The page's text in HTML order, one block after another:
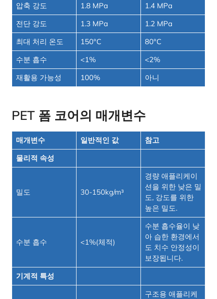
압축 강도 1.8 MPa
1.4 MPa
전단 강도
1.3 MPa
1.2 MPa
최대 처리 온도
150°C
80°C
수분 흡수
<1%
<2%
재활용 가능성
100% 아니
PET 폼 코어의 매개변수
매개변수 일반적인 값
참고
물리적 속성
밀도 30-150kg/m³
경량 애플리케이
션을 위한 낮은 밀
도, 강도를 위한
높은 밀도.
수분 흡수 <1%(체적)
수분 흡수율이 낮
아 습한 환경에서
도 치수 안정성이
보장됩니다.
기계적 특성
구조용 애플리케